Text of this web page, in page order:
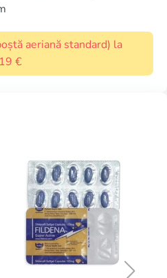
aeriană standard) la
€